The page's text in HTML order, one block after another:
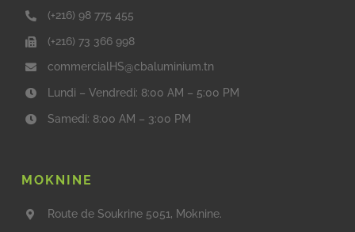
(+216) 98 775 455
(+216) 73 366 998
commercialHS@cbaluminium.tn
Lundi – Vendredi: 8:00 AM – 5:00 PM
Samedi: 8:00 AM – 3:00 PM
MOKNINE
Route de Soukrine 5051, Moknine.